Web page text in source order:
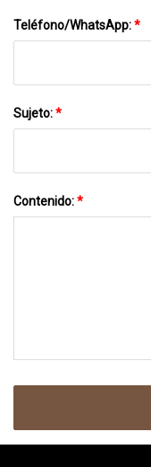
Teléfono/WhatsApp:*
Sujeto:*
Contenido:*